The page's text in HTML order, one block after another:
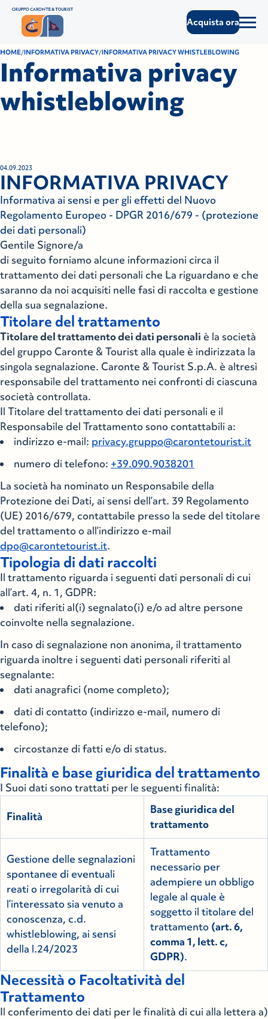
Acquista ora
HOME INFORMATIVA PRIVACY INFORMATIVA PRIVACY WHISTLEBLOWING
Informativa privacy
whistleblowing
04.09.2023
INFORMATIVA PRIVACY
Informativa ai sensi e per gli effetti del Nuovo
Regolamento Europeo - DPGR 2016/679 - (protezione
dei dati personali)
Gentile Signore/a
di seguito forniamo alcune informazioni circa il
trattamento dei dati personali che La riguardano e che
saranno da noi acquisiti nelle fasi di raccolta e gestione
della sua segnalazione.
Titolare del trattamento
Titolare del trattamento dei dati personali è la società
del gruppo Caronte & Tourist alla quale è indirizzata la
singola segnalazione. Caronte & Tourist S.p.A. è altresì
responsabile del trattamento nei confronti di ciascuna
società controllata.
Il Titolare del trattamento dei dati personali e il
Responsabile del Trattamento sono contattabili a:
indirizzo e-mail: privacy.gruppo@carontetourist.it
numero di telefono: +39.090.9038201
La società ha nominato un Responsabile della
Protezione dei Dati, ai sensi dell’art. 39 Regolamento
(UE) 2016/679, contattabile presso la sede del titolare
del trattamento o all’indirizzo e-mail
dpo@carontetourist.it.
Tipologia di dati raccolti
Il trattamento riguarda i seguenti dati personali di cui
all’art. 4, n. 1, GDPR:
dati riferiti al(i) segnalato(i) e/o ad altre persone
coinvolte nella segnalazione.
In caso di segnalazione non anonima, il trattamento
riguarda inoltre i seguenti dati personali riferiti al
segnalante:
dati anagrafici (nome completo);
dati di contatto (indirizzo e-mail, numero di
telefono);
circostanze di fatti e/o di status.
Finalità e base giuridica del trattamento
I Suoi dati sono trattati per le seguenti finalità:
Finalità
Base giuridica del
trattamento
Gestione delle segnalazioni
spontanee di eventuali
reati o irregolarità di cui
l’interessato sia venuto a
conoscenza, c.d.
whistleblowing, ai sensi
della l.24/2023
Trattamento
necessario per
adempiere un obbligo
legale al quale è
soggetto il titolare del
trattamento (art. 6,
comma 1, lett. c,
GDPR).
Necessità o Facoltatività del
Trattamento
Il conferimento dei dati per le finalità di cui alla lettera a)